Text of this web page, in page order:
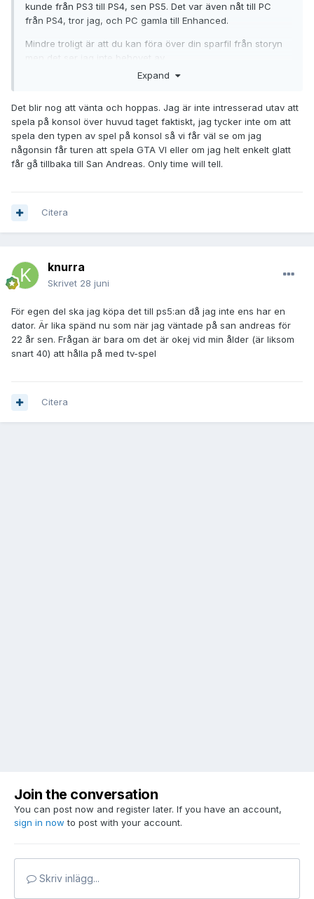
kunde från PS3 till PS4, sen PS5. Det var även nåt till PC
från PS4, tror jag, och PC gamla till Enhanced.
Mindre troligt är att du kan föra över din sparfil från storyn
men det ser jag inte behovet av.
Mellanskillnaden mellan köpet och säljpriset kommer du nog
vänta till 2028+, för all del.
Expand
Det blir nog att vänta och hoppas. Jag är inte intresserad utav att
spela på konsol över huvud taget faktiskt, jag tycker inte om att
spela den typen av spel på konsol så vi får väl se om jag
någonsin får turen att spela GTA VI eller om jag helt enkelt glatt
får gå tillbaka till San Andreas. Only time will tell.
Citera
knurra
Skrivet 28 juni
För egen del ska jag köpa det till ps5:an då jag inte ens har en
dator. Är lika spänd nu som när jag väntade på san andreas för
22 år sen. Frågan är bara om det är okej vid min ålder (är liksom
snart 40) att hålla på med tv-spel
Citera
Join the conversation
You can post now and register later. If you have an account,
sign in now to post with your account.
Skriv inlägg...